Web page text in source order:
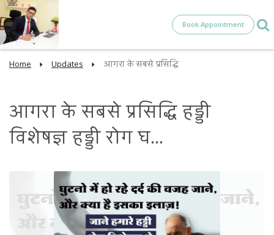
Book Appointment
Home Updates आगरा के सबसे प्रसिद्धि
आगरा के सबसे प्रसिद्धि हड्डी
विशेषज्ञ हड्डी रोग घ...